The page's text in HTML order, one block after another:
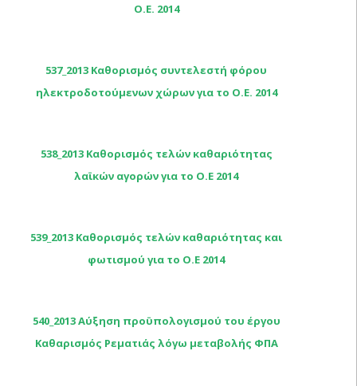
Ο.Ε. 2014
537_2013 Καθορισμός συντελεστή φόρου
ηλεκτροδοτούμενων χώρων για το Ο.Ε. 2014
538_2013 Καθορισμός τελών καθαριότητας
λαϊκών αγορών για το Ο.Ε 2014
539_2013 Καθορισμός τελών καθαριότητας και
φωτισμού για το Ο.Ε 2014
540_2013 Αύξηση προϋπολογισμού του έργου
Καθαρισμός Ρεματιάς λόγω μεταβολής ΦΠΑ